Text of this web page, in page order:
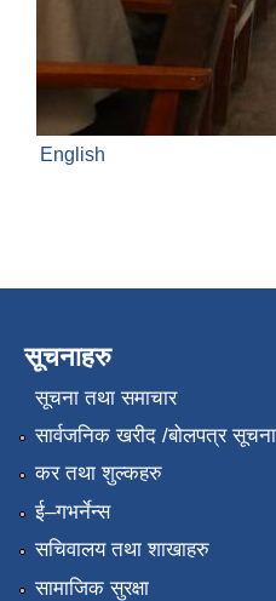
English
सूचनाहरु
सूचना तथा समाचार
सार्वजनिक खरीद /बोलपत्र सूचना
कर तथा शुल्कहरु
ई–गभर्नेन्स
सचिवालय तथा शाखाहरु
सामाजिक सुरक्षा